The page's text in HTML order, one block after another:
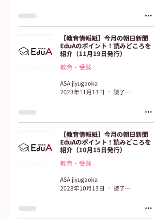
【教育情報紙】今月の朝日新聞
EduAのポイント！読みどころを
紹介（11月19日発行）
教育・受験
ASA jiyugaoka
2023年11月13日
読了時間: 2分
【教育情報紙】今月の朝日新聞
EduAのポイント！読みどころを
紹介（10月15日発行）
教育・受験
ASA jiyugaoka
2023年10月13日
読了時間: 2分